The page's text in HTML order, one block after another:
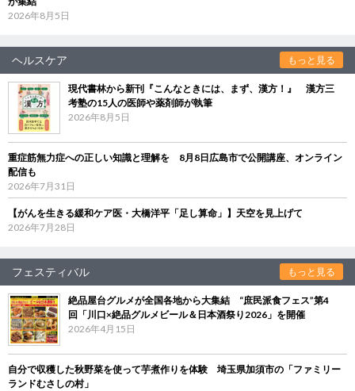
2026年8月5日
ヘルスケア もっと見る
現代書林から新刊『こんなときには、まず、漢方！』 漢方三
考塾の15人の医師や薬剤師が執筆
2026年8月5日
重症筋無力症への正しい知識と理解を 8月8日広島市で公開講座、オンライン
配信も
2026年7月31日
【がんを生きる緩和ケア医・大橋洋平「足し算命」】天空を見上げて
2026年7月28日
フェスティバル もっと見る
絶品屋台グルメが全国各地から大集結 “庶民派食フェス”第4
回「川口×絶品グルメビール＆日本酒祭り2026」を開催
2026年4月15日
自分で収穫した秋野菜を使って芋煮作りを体験 埼玉県加須市の「ファミリー
ランドむさしの村」